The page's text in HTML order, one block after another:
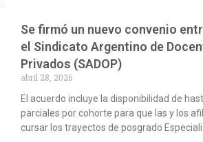
Se firmó un nuevo convenio
el Sindicato Argentino de
Privados (SADOP)
abril 28, 2026
El acuerdo incluye la disponibilidad de
parciales por cohorte para que las y los
cursar los trayectos de posgrado